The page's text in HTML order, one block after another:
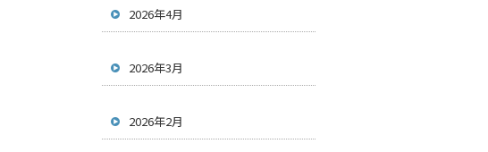
2026年4月
2026年3月
2026年2月